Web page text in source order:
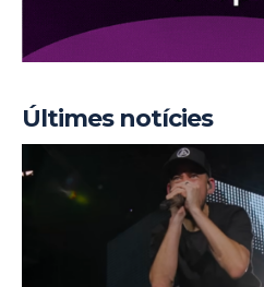
Últimes notícies